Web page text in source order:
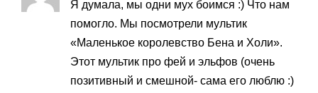
Я думала, мы одни мух боимся :) Что нам
помогло. Мы посмотрели мультик
«Маленькое королевство Бена и Холи».
Этот мультик про фей и эльфов (очень
позитивный и смешной- сама его люблю :)